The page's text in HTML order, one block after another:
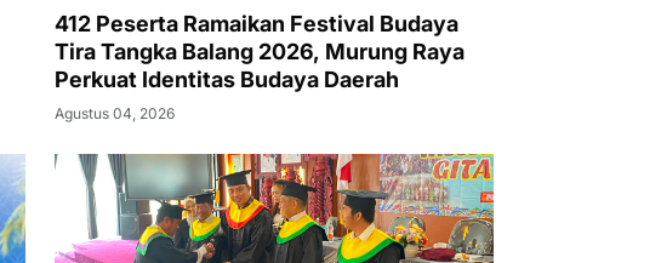
412 Peserta Ramaikan Festival Budaya
Tira Tangka Balang 2026, Murung Raya
Perkuat Identitas Budaya Daerah
Agustus 04, 2026